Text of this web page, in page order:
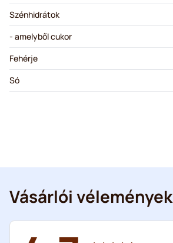
Szénhidrátok
- amelyből cukor
Fehérje
Só
Vásárlói vélemények